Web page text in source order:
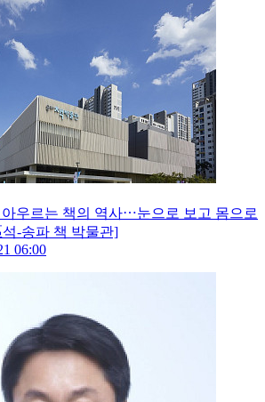
우르는 책의 역사⋯눈으로 보고 몸으로
-송파 책 박물관]
06:00